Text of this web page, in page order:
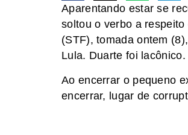
Aparentando estar se
soltou o verbo a
(STF), tomada ontem
Lula. Duarte foi lacônico.
Ao encerrar o pequeno
encerrar, lugar de